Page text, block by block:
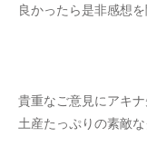
良かったら是非感想
貴重なご意見にアキ
土産たっぷりの素敵